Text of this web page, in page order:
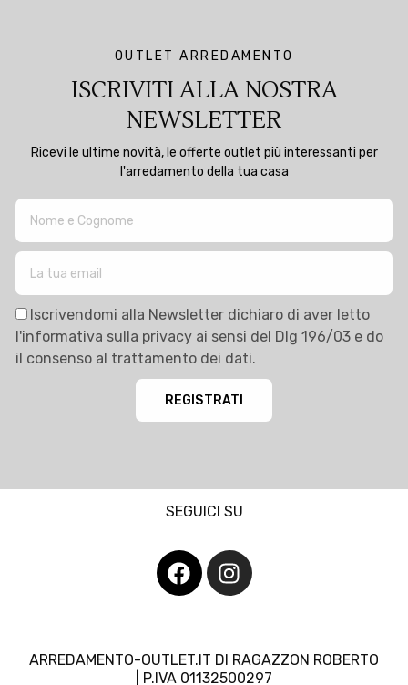
OUTLET ARREDAMENTO
ISCRIVITI ALLA NOSTRA
NEWSLETTER
Ricevi le ultime novità, le offerte outlet più interessanti per
l'arredamento della tua casa
Iscrivendomi alla Newsletter dichiaro di aver letto
l'informativa sulla privacy ai sensi del Dlg 196/03 e do
il consenso al trattamento dei dati.
REGISTRATI
SEGUICI SU
ARREDAMENTO-OUTLET.IT DI RAGAZZON ROBERTO
| P.IVA 01132500297